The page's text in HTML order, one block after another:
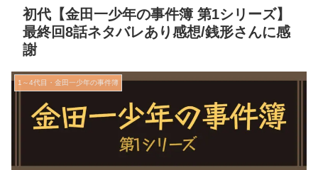
初代【金田一少年の事件簿 第1シリーズ】
最終回8話ネタバレあり感想/銭形さんに感
謝
1～4代目・金田一少年の事件簿